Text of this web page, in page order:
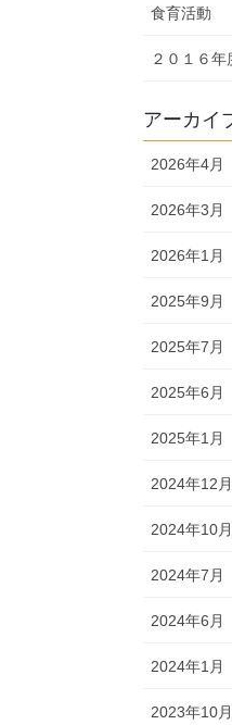
食育活動
２０１６
アーカイ
2026年4月
2026年3月
2026年1月
2025年9月
2025年7月
2025年6月
2025年1月
2024年12月
2024年10月
2024年7月
2024年6月
2024年1月
2023年10月